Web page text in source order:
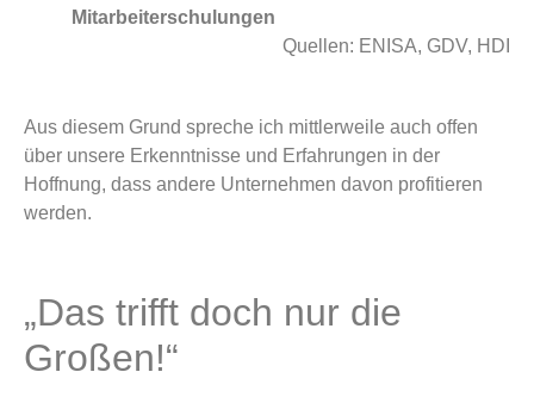
Mitarbeiterschulungen
Quellen: ENISA, GDV, HDI
Aus diesem Grund spreche ich mittlerweile auch offen
über unsere Erkenntnisse und Erfahrungen in der
Hoffnung, dass andere Unternehmen davon profitieren
werden.
„Das trifft doch nur die
Großen!“